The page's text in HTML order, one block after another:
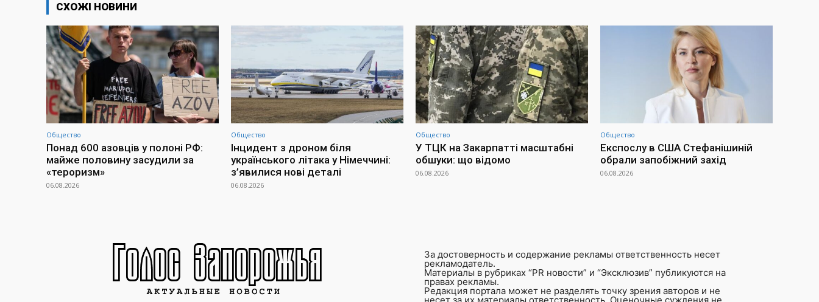
СХОЖІ НОВИНИ
Общество
Понад 600 азовців у полоні РФ:
майже половину засудили за
«тероризм»
06.08.2026
Общество
Інцидент з дроном біля
українського літака у Німеччині:
з’явилися нові деталі
06.08.2026
Общество
У ТЦК на Закарпатті масштабні
обшуки: що відомо
06.08.2026
Общество
Експослу в США Стефанішиній
обрали запобіжний захід
06.08.2026
За достоверность и содержание рекламы ответственность несет
рекламодатель.
Материалы в рубриках “PR новости” и “Эксклюзив” публикуются на
правах рекламы.
Редакция портала может не разделять точку зрения авторов и не